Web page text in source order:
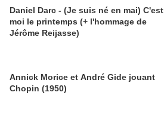
Daniel Darc - (Je suis né en mai) C'est
moi le printemps (+ l'hommage de
Jérôme Reijasse)
Annick Morice et André Gide jouant
Chopin (1950)